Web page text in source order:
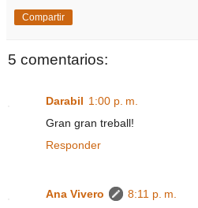
Compartir
5 comentarios:
Darabil 1:00 p. m.
Gran gran treball!
Responder
Ana Vivero
8:11 p. m.